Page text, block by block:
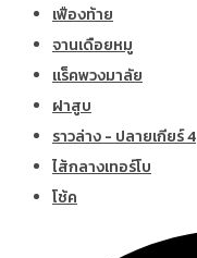
เฟืองท้าย
จานเดือยหมู
แร็คพวงมาลัย
ฝาสูบ
ราวล่าง - ปลายเกียร์ 4
ไส้กลางเทอร์โบ
โช้ค